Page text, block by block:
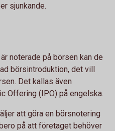
sjunkande.
noterade på börsen kan de
börsintroduktion, det vill
Det kallas även
Offering (IPO) på engelska.
att göra en börsnotering
på att företaget behöver